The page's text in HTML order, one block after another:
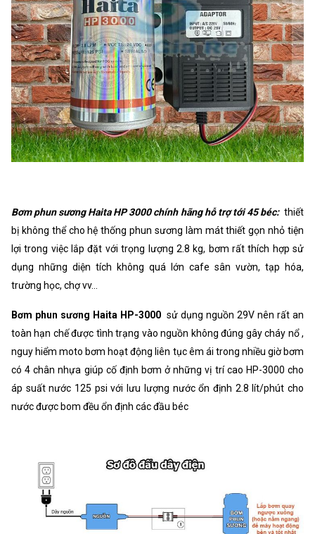
Bơm phun sương Haita HP 3000 chính hãng hỗ trợ tới 45 béc: thiết
bị không thể cho hệ thống phun sương làm mát thiết gọn nhỏ tiện
lợi trong việc lắp đặt với trọng lượng 2.8 kg, bơm rất thích hợp sử
dụng những diện tích không quá lớn cafe sân vườn, tạp hóa,
trường học, chợ vv...
Bơm phun sương Haita HP-3000 sử dụng nguồn 29V nên rất an
toàn hạn chế được tình trạng vào nguồn không đúng gây cháy nổ ,
nguy hiểm moto bơm hoạt động liên tục êm ái trong nhiều giờ bơm
có 4 chân nhựa giúp cố định bơm ở những vị trí cao HP-3000 cho
áp suất nước 125 psi với lưu lượng nước ổn định 2.8 lít/phút cho
nước được bom đều ổn định các đầu béc